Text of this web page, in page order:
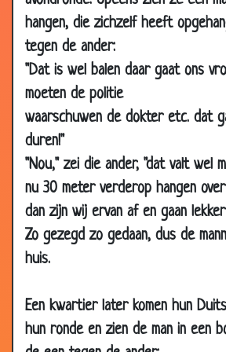
hangen, die zichzelf heeft
tegen de ander:
"Dat is wel balen daar gaat ons
moeten de politie
waarschuwen de dokter etc. dat
duren!"
"Nou," zei die ander, "dat valt wel
nu 30 meter verderop hangen
dan zijn wij ervan af en gaan
Zo gezegd zo gedaan, dus de
huis.
Een kwartier later komen hun
hun ronde en zien de man in een
19 Apr
2007
100 kroegspreekwoorden
19 Apr
2007
Wat klopt hier niet?
16 Apr
2007
Op de werkvloer
14 Apr
Vuurtoren
12 Apr
2007
Prijsschieten
12 Apr
2007
De regering
2007
12 Apr
Bonbon